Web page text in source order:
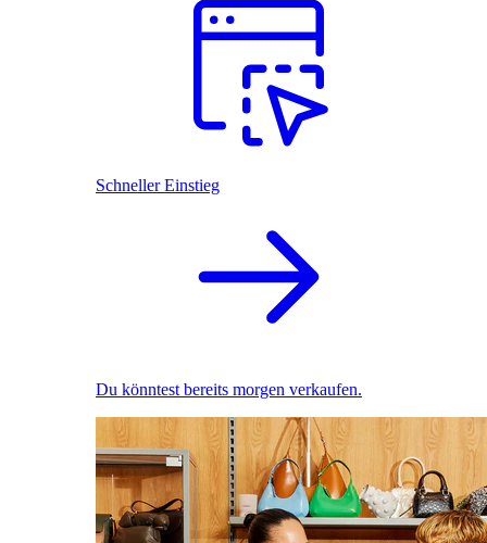
Schneller Einstieg
Du könntest bereits morgen verkaufen.